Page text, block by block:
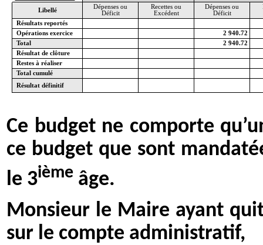
Libellé
Dépenses ou
Déficit
Recettes ou
Excédent
Dépenses ou
Déficit
Résultats reportés
Opérations exercice
2 940.72
Total
2 940.72
Résultat de clôture
Restes à réaliser
Total cumulé
Résultat définitif
Ce budget ne comporte
ce budget que sont
le 3ième âge.
Monsieur le Maire ayant
sur le compte administratif,